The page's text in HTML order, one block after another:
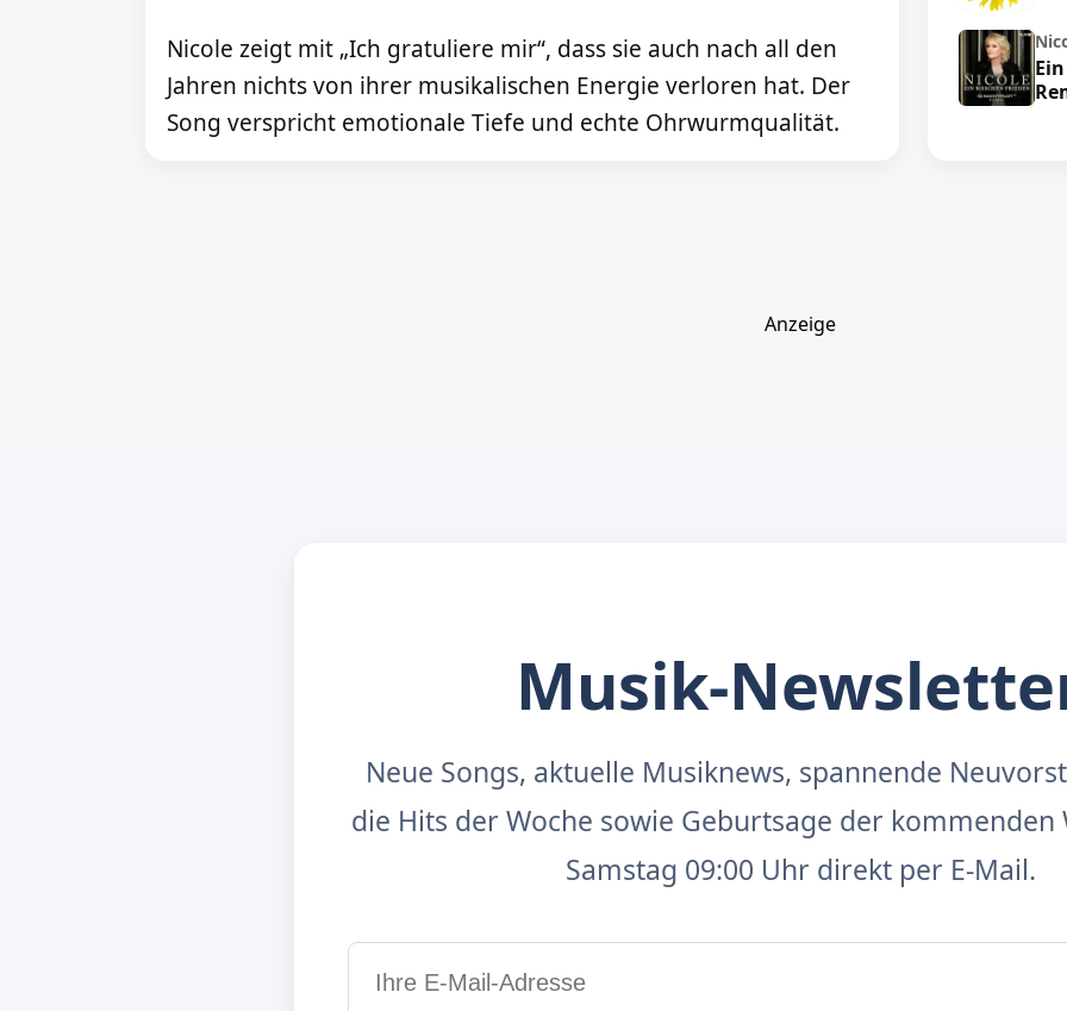
Nicole zeigt mit „Ich gratuliere mir“, dass sie auch nach all den
Jahren nichts von ihrer musikalischen Energie verloren hat. Der
Song verspricht emotionale Tiefe und echte Ohrwurmqualität.
Anzeige
Musik-
Neue Songs, aktuelle Musiknews, spannende
die Hits der Woche sowie Geburtsage der kommenden
Samstag 09:00 Uhr direkt per E-Mail.